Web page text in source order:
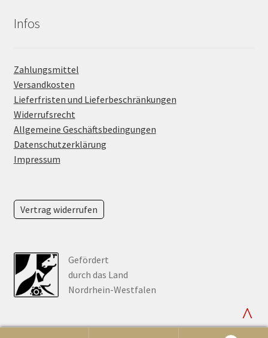
Infos
Zahlungsmittel
Versandkosten
Lieferfristen und Lieferbeschränkungen
Widerrufsrecht
Allgemeine Geschäftsbedingungen
Datenschutzerklärung
Impressum
Vertrag widerrufen
Gefördert
durch das Land
Nordrhein-Westfalen
^